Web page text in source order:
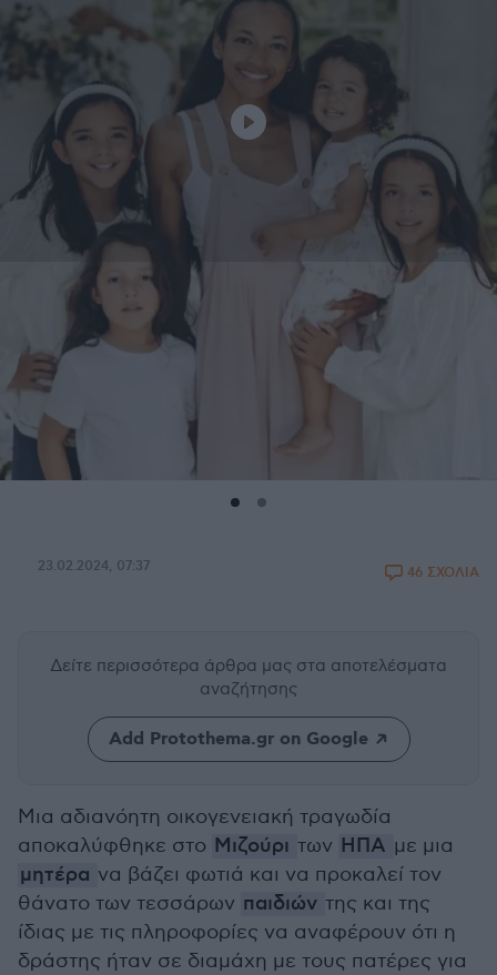
23.02.2024, 07:37 46 ΣΧΟΛΙΑ
Δείτε περισσότερα άρθρα μας στα αποτελέσματα
αναζήτησης
Add Protothema.gr on Google
Μια αδιανόητη οικογενειακή τραγωδία
αποκαλύφθηκε στο Μιζούρι των ΗΠΑ με μια
μητέρα να βάζει φωτιά και να προκαλεί τον
θάνατο των τεσσάρων παιδιών της και της
ίδιας με τις πληροφορίες να αναφέρουν ότι η
δράστης ήταν σε διαμάχη με τους πατέρες για